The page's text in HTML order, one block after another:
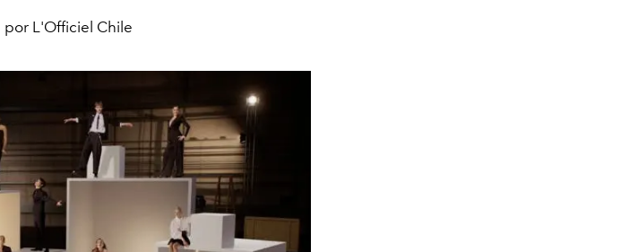
por L'Officiel Chile